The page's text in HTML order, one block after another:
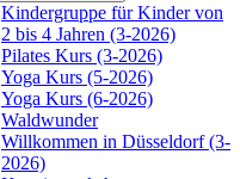
Kindergruppe für Kinder von
2 bis 4 Jahren (3-2026)
Pilates Kurs (3-2026)
Yoga Kurs (5-2026)
Yoga Kurs (6-2026)
Waldwunder
Willkommen in Düsseldorf (3-
2026)